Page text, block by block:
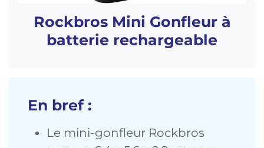
Rockbros Mini Gonfleur à
batterie rechargeable
En bref :
Le mini-gonfleur Rockbros